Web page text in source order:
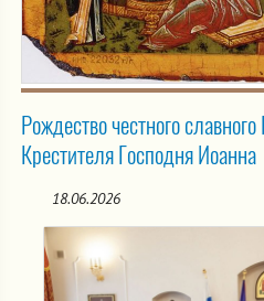
Рождество честного
Крестителя Господня Иоанна
18.06.2026